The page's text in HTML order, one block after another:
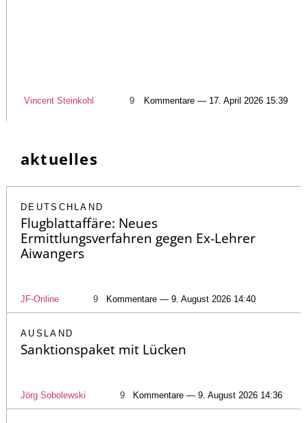
Vincent Steinkohl 9 Kommentare — 17. April 2026 15:39
aktuelles
DEUTSCHLAND
Flugblattaffäre: Neues
Ermittlungsverfahren gegen Ex-Lehrer
Aiwangers
JF-Online 9 Kommentare — 9. August 2026 14:40
AUSLAND
Sanktionspaket mit Lücken
Jörg Sobolewski 9 Kommentare — 9. August 2026 14:36